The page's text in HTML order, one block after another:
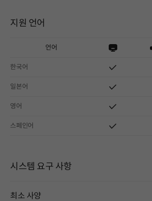
지원 언어
언어
한국어
일본어
영어
스페인어
시스템 요구 사항
최소 사양